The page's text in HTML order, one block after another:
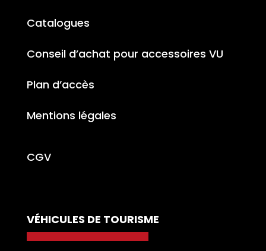
Catalogues
Conseil d’achat pour accessoires VU
Plan d’accès
Mentions légales
CGV
VÉHICULES DE TOURISME